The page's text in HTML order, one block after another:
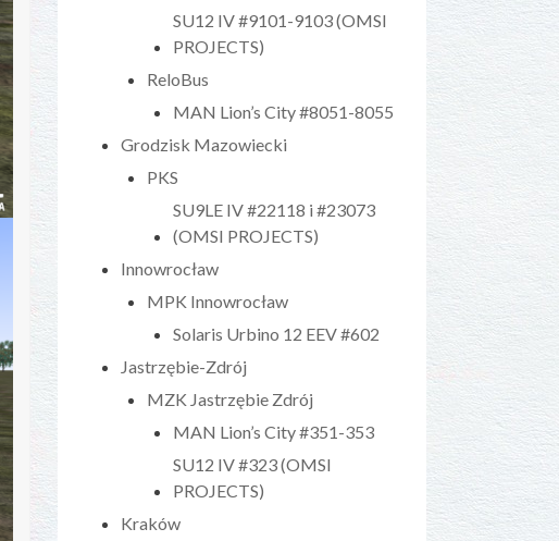
SU12 IV #9101-9103 (OMSI
PROJECTS)
ReloBus
MAN Lion’s City #8051-8055
Grodzisk Mazowiecki
PKS
SU9LE IV #22118 i #23073
(OMSI PROJECTS)
Innowrocław
MPK Innowrocław
Solaris Urbino 12 EEV #602
Jastrzębie-Zdrój
MZK Jastrzębie Zdrój
MAN Lion’s City #351-353
SU12 IV #323 (OMSI
PROJECTS)
Kraków